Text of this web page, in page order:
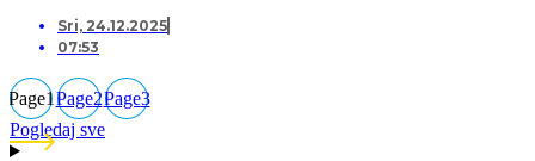
Sri, 24.12.2025
07:53
Page1Page2Page3
Pogledaj sve